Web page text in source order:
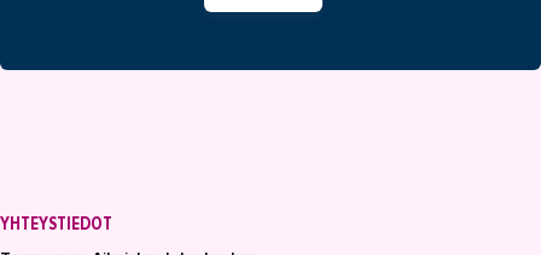
YHTEYSTIEDOT